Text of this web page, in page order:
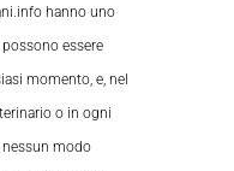
hanno uno
essere
momento, e, nel
o in ogni
nessun modo